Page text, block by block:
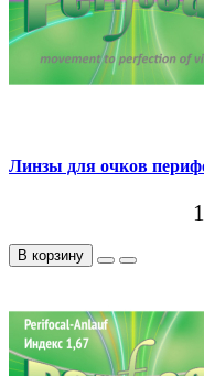
Линзы для очков
В корзину